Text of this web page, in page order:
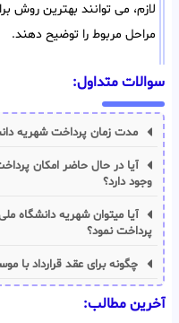
لازم، می توانند بهترین روش
مراحل مربوط را توضیح دهند.
سوالات متداول:
مدت زمان پرداخت شهریه
آیا در حال حاضر امکان
وجود دارد؟
آیا میتوان شهریه دانشگاه
پرداخت نمود؟
چگونه برای عقد قرارداد با
آخرین مطالب: